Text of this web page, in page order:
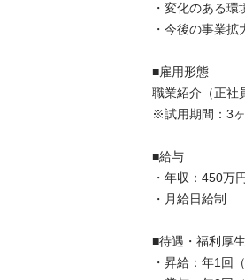
・変化のある
・今後の事業
■雇用形態
職業紹介（正社
※試用期間：3ヶ
■給与
・年収：450万
・月給日給制
■待遇・福利厚生
・昇給：年1回（